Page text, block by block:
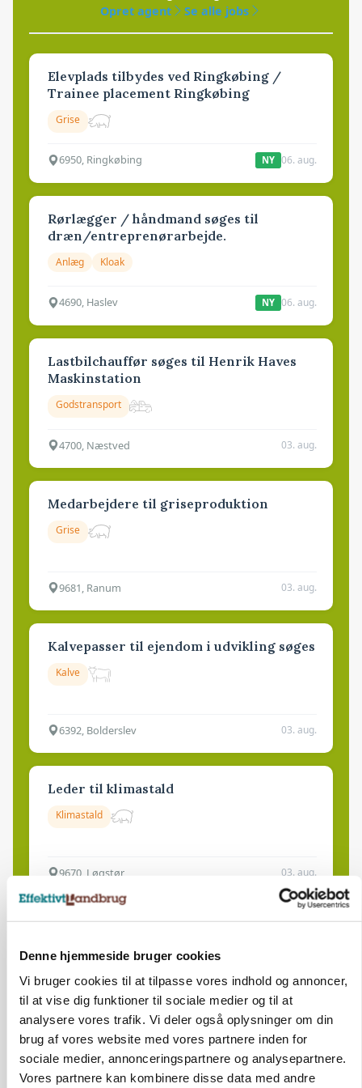
Denne hjemmeside bruger cookies
Vi bruger cookies til at tilpasse vores indhold og annoncer,
til at vise dig funktioner til sociale medier og til at
analysere vores trafik. Vi deler også oplysninger om din
brug af vores website med vores partnere inden for
sociale medier, annonceringspartnere og analysepartnere.
Vores partnere kan kombinere disse data med andre
Opret agent
Se alle jobs
Elevplads tilbydes ved Ringkøbing /
Trainee placement Ringkøbing
Grise
6950, Ringkøbing NY 06. aug.
Rørlægger / håndmand søges til
dræn/entreprenørarbejde.
Anlæg Kloak
4690, Haslev NY 06. aug.
Lastbilchauffør søges til Henrik Haves
Maskinstation
Godstransport
4700, Næstved 03. aug.
Medarbejdere til griseproduktion
Grise
9681, Ranum 03. aug.
Kalvepasser til ejendom i udvikling søges
Kalve
6392, Bolderslev 03. aug.
Leder til klimastald
Klimastald
9670, Løgstør 03. aug.